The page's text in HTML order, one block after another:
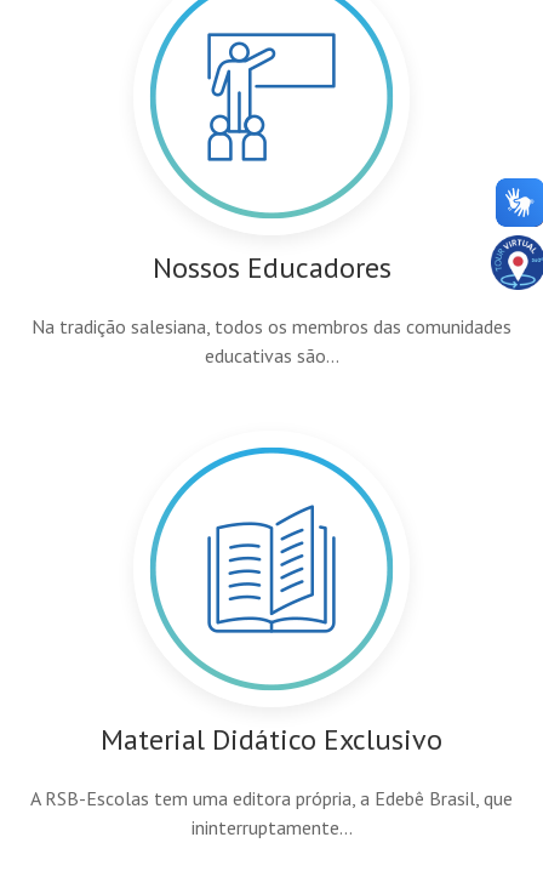
Nossos Educadores
Na tradição salesiana, todos os membros das comunidades
educativas são...
Material Didático Exclusivo
A RSB-Escolas tem uma editora própria, a Edebê Brasil, que
ininterruptamente...